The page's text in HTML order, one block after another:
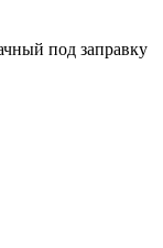
под заправку